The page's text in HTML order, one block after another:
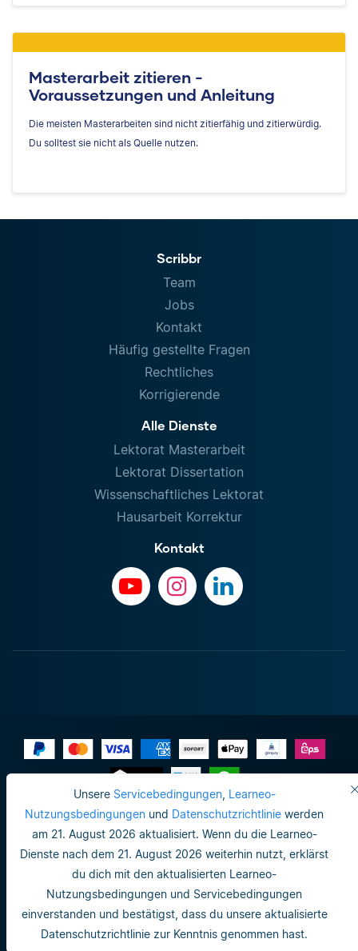
Unsere Servicebedingungen, Learneo-
Nutzungsbedingungen und Datenschutzrichtlinie werden
am 21. August 2026 aktualisiert. Wenn du die Learneo-
Dienste nach dem 21. August 2026 weiterhin nutzt, erklärst
du dich mit den aktualisierten Learneo-
Nutzungsbedingungen und Servicebedingungen
einverstanden und bestätigst, dass du unsere aktualisierte
Datenschutzrichtlinie zur Kenntnis genommen hast.
Masterarbeit zitieren -
Voraussetzungen und Anleitung
Die meisten Masterarbeiten sind nicht zitierfähig und zitierwürdig.
Du solltest sie nicht als Quelle nutzen.
Scribbr
Team
Jobs
Kontakt
Häufig gestellte Fragen
Rechtliches
Korrigierende
Alle Dienste
Lektorat Masterarbeit
Lektorat Dissertation
Wissenschaftliches Lektorat
Hausarbeit Korrektur
Kontakt
Impressum
Do not sell or share my personal info
Nutzungsbedingungen
Datenschutzrichtlinie
Nutzungsbedingungen